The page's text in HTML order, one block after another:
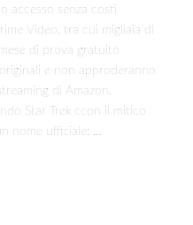
accesso senza costi
Video, tra cui migliaia di
di prova gratuito
e non approderanno
di Amazon.
Star Trek ccon il mitico
nome ufficiale: …